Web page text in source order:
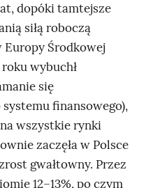
dopóki tamtejsze
siłą roboczą
Europy Środkowej
wybuchł
się
finansowego),
wszystkie rynki
zaczęła w Polsce
gwałtowny. Przez
12–13%, po czym